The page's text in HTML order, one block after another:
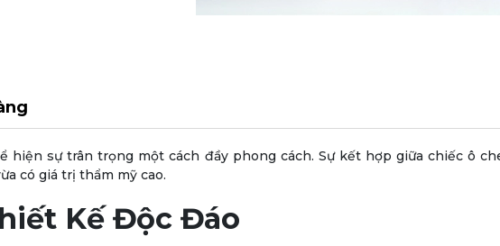
hiện sự trân trọng một cách đầy phong cách. Sự kết hợp giữa chiếc ô
có giá trị thẩm mỹ cao.
Kế Độc Đáo